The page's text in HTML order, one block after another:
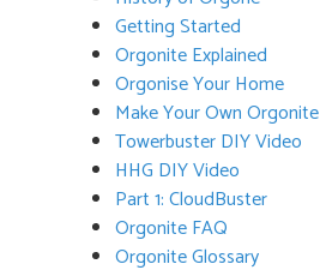
Getting Started
Orgonite Explained
Orgonise Your Home
Make Your Own Orgonite
Towerbuster DIY Video
HHG DIY Video
Part 1: CloudBuster
Orgonite FAQ
Orgonite Glossary